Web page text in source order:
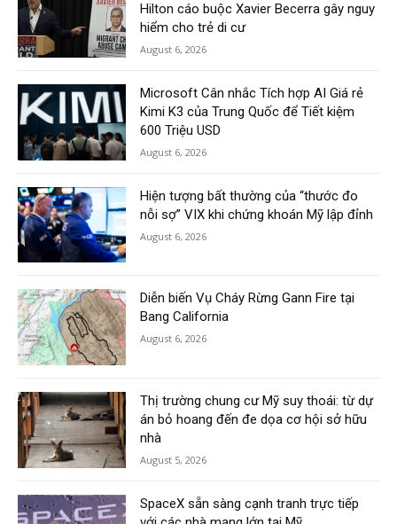
Hilton cáo buộc Xavier Becerra gây nguy
hiểm cho trẻ di cư
August 6, 2026
Microsoft Cân nhắc Tích hợp AI Giá rẻ
Kimi K3 của Trung Quốc để Tiết kiệm
600 Triệu USD
August 6, 2026
Hiện tượng bất thường của “thước đo
nỗi sợ” VIX khi chứng khoán Mỹ lập đỉnh
August 6, 2026
Diễn biến Vụ Cháy Rừng Gann Fire tại
Bang California
August 6, 2026
Thị trường chung cư Mỹ suy thoái: từ dự
án bỏ hoang đến đe dọa cơ hội sở hữu
nhà
August 5, 2026
SpaceX sẵn sàng cạnh tranh trực tiếp